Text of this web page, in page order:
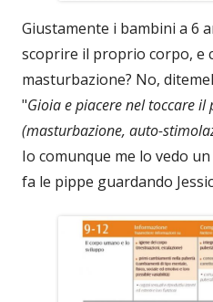
Giustamente i bambini a 6
scoprire il proprio corpo, e
masturbazione? No,
"Gioia e piacere nel toccare
(masturbazione, auto-
Io comunque me lo vedo
fa le pippe guardando